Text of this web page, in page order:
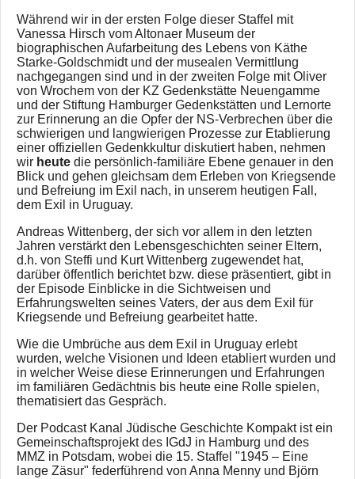
Während wir in der ersten Folge dieser Staffel mit
Vanessa Hirsch vom Altonaer Museum der
biographischen Aufarbeitung des Lebens von Käthe
Starke-Goldschmidt und der musealen Vermittlung
nachgegangen sind und in der zweiten Folge mit Oliver
von Wrochem von der KZ Gedenkstätte Neuengamme
und der Stiftung Hamburger Gedenkstätten und Lernorte
zur Erinnerung an die Opfer der NS-Verbrechen über die
schwierigen und langwierigen Prozesse zur Etablierung
einer offiziellen Gedenkkultur diskutiert haben, nehmen
wir heute die persönlich-familiäre Ebene genauer in den
Blick und gehen gleichsam dem Erleben von Kriegsende
und Befreiung im Exil nach, in unserem heutigen Fall,
dem Exil in Uruguay.
Andreas Wittenberg, der sich vor allem in den letzten
Jahren verstärkt den Lebensgeschichten seiner Eltern,
d.h. von Steffi und Kurt Wittenberg zugewendet hat,
darüber öffentlich berichtet bzw. diese präsentiert, gibt in
der Episode Einblicke in die Sichtweisen und
Erfahrungswelten seines Vaters, der aus dem Exil für
Kriegsende und Befreiung gearbeitet hatte.
Wie die Umbrüche aus dem Exil in Uruguay erlebt
wurden, welche Visionen und Ideen etabliert wurden und
in welcher Weise diese Erinnerungen und Erfahrungen
im familiären Gedächtnis bis heute eine Rolle spielen,
thematisiert das Gespräch.
Der Podcast Kanal Jüdische Geschichte Kompakt ist ein
Gemeinschaftsprojekt des IGdJ in Hamburg und des
MMZ in Potsdam, wobei die 15. Staffel "1945 – Eine
lange Zäsur" federführend von Anna Menny und Björn